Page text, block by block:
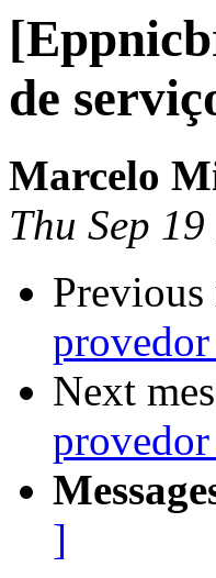
de
Marcelo
Thu Sep
Previous
Next
]